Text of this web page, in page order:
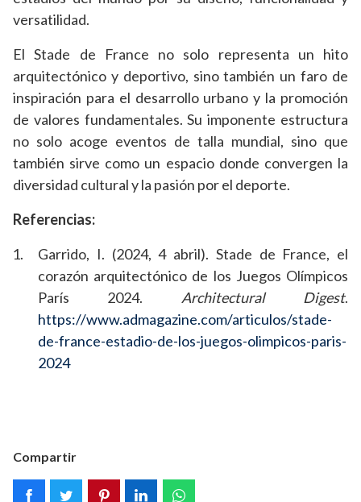
versatilidad.
El Stade de France no solo representa un hito
arquitectónico y deportivo, sino también un faro de
inspiración para el desarrollo urbano y la promoción
de valores fundamentales. Su imponente estructura
no solo acoge eventos de talla mundial, sino que
también sirve como un espacio donde convergen la
diversidad cultural y la pasión por el deporte.
Referencias:
Garrido, I. (2024, 4 abril). Stade de France, el
corazón arquitectónico de los Juegos Olímpicos
París 2024. Architectural Digest.
https://www.admagazine.com/articulos/stade-
de-france-estadio-de-los-juegos-olimpicos-paris-
2024
Compartir